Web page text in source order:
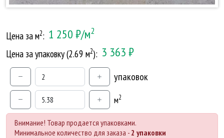
Цена за м2: 1 250 ₽/м2
Цена за упаковку (2.69 м2): 3 363 ₽
упаковок
м2
Внимание! Товар продается упаковками.
Минимальное количество для заказа - 2 упаковки